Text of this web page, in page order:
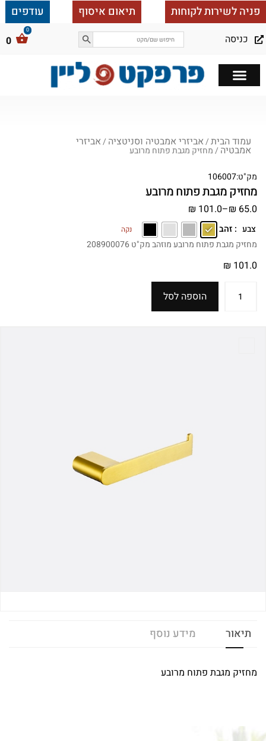
פניה לשירות לקוחות תיאום איסוף עודפים
0 כניסה
עמוד הבית/אביזרי אמבטיה וסניטציה /אביזרי
אמבטיה / מחזיק מגבת פתוח מרובע
מק"ט:106007
מחזיק מגבת פתוח מרובע
₪ 65.0
–
₪ 101.0
צבע : זהב נקה
מחזיק מגבת פתוח מרובע מוזהב מק"ט 208900076
₪ 101.0
הוספה לסל
תיאור מידע נוסף
מחזיק מגבת פתוח מרובע